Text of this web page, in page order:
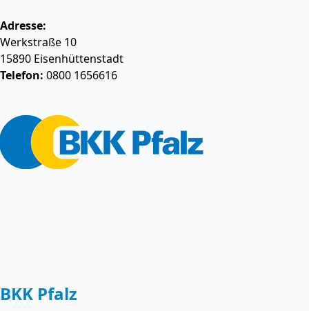
Adresse:
Werkstraße 10
15890 Eisenhüttenstadt
Telefon: 0800 1656616
BKK Pfalz